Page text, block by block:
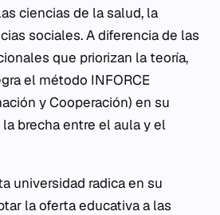
ciencias de la salud, la
sociales. A diferencia de las
que priorizan la teoría,
el método INFORCE
y Cooperación) en su
brecha entre el aula y el
universidad radica en su
la oferta educativa a las